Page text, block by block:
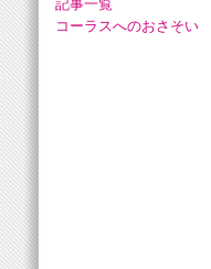
記事一覧
コーラスへのおさそい